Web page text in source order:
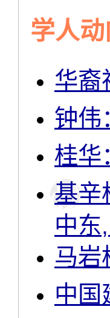
学人动
华裔
钟伟
桂华
基辛
中东
马岩
中国